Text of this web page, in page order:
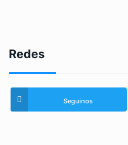
Redes
Seguinos